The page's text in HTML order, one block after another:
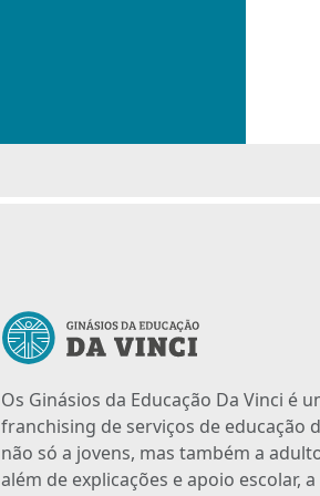
Os Ginásios da Educação Da Vinci é
franchising de serviços de educação
não só a jovens, mas também a
além de explicações e apoio escolar,